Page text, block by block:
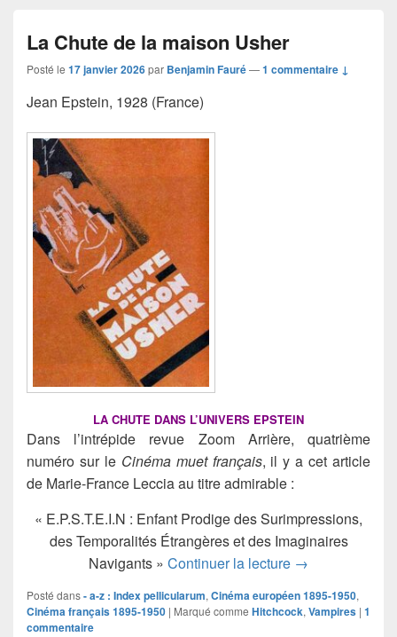
La Chute de la maison Usher
Posté le 17 janvier 2026par Benjamin Fauré—1 commentaire ↓
Jean Epstein, 1928 (France)
LA CHUTE DANS L’UNIVERS EPSTEIN
Dans l’intrépide revue Zoom Arrière, quatrième
numéro sur le Cinéma muet français, il y a cet article
de Marie-France Leccia au titre admirable :
« E.P.S.T.E.I.N : Enfant Prodige des Surimpressions,
des Temporalités Étrangères et des Imaginaires
Navigants » Continuer la lecture La Chute de la
→
Posté dans- a-z : Index pellicularum, Cinéma européen 1895-1950,
Cinéma français 1895-1950 | Marqué comme Hitchcock, Vampires | 1
commentaire